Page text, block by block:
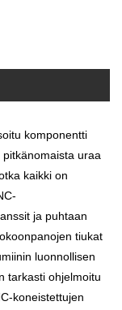
komponentti
uraa
kaikki on
ja puhtaan
tiukat
luonnollisen
tarkasti ohjelmoitu
koneistettujen